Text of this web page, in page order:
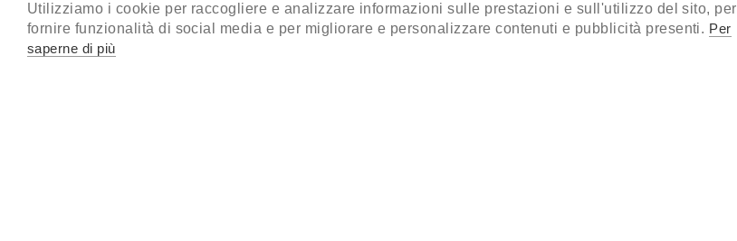
Utilizziamo i cookie per raccogliere e analizzare informazioni sulle prestazioni e sull'utilizzo del sito, per
fornire funzionalità di social media e per migliorare e personalizzare contenuti e pubblicità presenti. Per
saperne di più